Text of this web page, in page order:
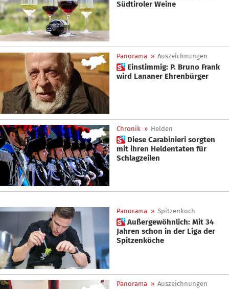
Südtiroler Weine
Panorama » Auszeichnungen
 Einstimmig: P. Bruno Frank
wird Lananer Ehrenbürger
Chronik » Helden
 Diese Carabinieri sorgten
mit ihren Heldentaten für
Schlagzeilen
Panorama » Spitzenkoch
 Außergewöhnlich: Mit 34
Jahren schon in der Liga der
Spitzenköche
Panorama » Auszeichnungen